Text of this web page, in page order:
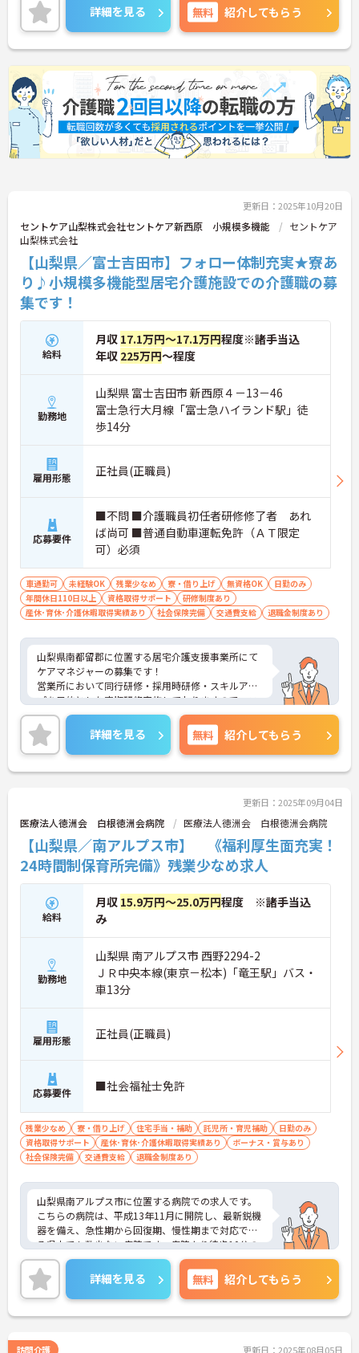
ご興味ある方には、面接対策ポイントなど、さらに
詳細をお話しいたしますのでお気軽にご相談くださ
い。
詳細を見る 無料 紹介してもらう
更新日：2025年10月20日
セントケア山梨株式会社セントケア新西原 小規模多機能
セントケア
山梨株式会社
【山梨県／富士吉田市】フォロー体制充実★寮あ
り♪小規模多機能型居宅介護施設での介護職の募
集です！
給料
月収 17.1万円～17.1万円程度※諸手当込
年収 225万円～程度
勤務地
山梨県 富士吉田市 新西原４－13－46
富士急行大月線「富士急ハイランド駅」徒
歩14分
雇用形態 正社員(正職員)
応募要件
■不問 ■介護職員初任者研修修了者 あれ
ば尚可 ■普通自動車運転免許（ＡＴ限定
可）必須
車通勤可 未経験OK 残業少なめ 寮・借り上げ 無資格OK
日勤のみ
年間休日110日以上
資格取得サポート
研修制度あり
産休･育休･介護休暇取得実績あり
社会保険完備 交通費支給 退職金制度あり
山梨県南都留郡に位置する居宅介護支援事業所にて
ケアマネジャーの募集です！
営業所において同行研修・採用時研修・スキルアッ
プを目的とした定期研修実施しておりますので、ス
キルアップできる機会が沢山ございます。
ご興味のある方は、お気軽にお問い合わせくださ
い。
詳細を見る 無料 紹介してもらう
更新日：2025年09月04日
医療法人徳洲会 白根徳洲会病院 医療法人徳洲会 白根徳洲会病院
【山梨県／南アルプス市】 《福利厚生面充実！
24時間制保育所完備》残業少なめ求人
給料
月収 15.9万円～25.0万円程度 ※諸手当込
み
勤務地
山梨県 南アルプス市 西野2294-2
ＪＲ中央本線(東京－松本)「竜王駅」バス・
車13分
雇用形態 正社員(正職員)
応募要件 ■社会福祉士免許
残業少なめ 寮・借り上げ 住宅手当・補助 託児所・育児補助
日勤のみ
資格取得サポート
産休･育休･介護休暇取得実績あり
ボーナス・賞与あり
社会保険完備
交通費支給 退職金制度あり
山梨県南アルプス市に位置する病院での求人です。
こちらの病院は、平成13年11月に開院し、最新鋭機
器を備え、急性期から回復期、慢性期まで対応でき
る県内でも数少ない病院です。病院より徒歩10分の
距離に家電が完備された寮があり、目の前にはバス
停もございますのでとても便利です。寮に入居希望
の方もお気軽にご相談ください。また、育児休暇取
得実績があり、24時間制の保育所が用意されていま
すので長く働きたいという方にもとてもオススメで
可能です。ご興味のある方は求人内容の詳細や面接
詳細を見る 無料 紹介してもらう
訪問介護 更新日：2025年08月05日